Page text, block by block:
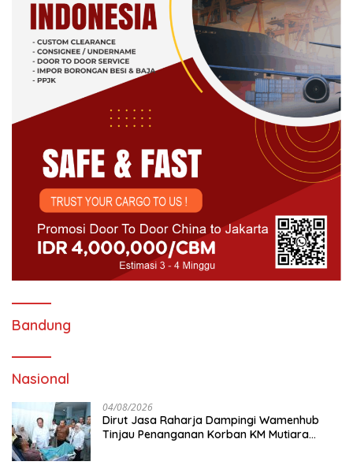
Bandung
Nasional
04/08/2026
Dirut Jasa Raharja Dampingi Wamenhub
Tinjau Penanganan Korban KM Mutiara